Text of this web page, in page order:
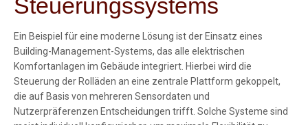
Steuerungssystems
Ein Beispiel für eine moderne Lösung ist der Einsatz eines
Building-Management-Systems, das alle elektrischen
Komfortanlagen im Gebäude integriert. Hierbei wird die
Steuerung der Rolläden an eine zentrale Plattform gekoppelt,
die auf Basis von mehreren Sensordaten und
Nutzerpräferenzen Entscheidungen trifft. Solche Systeme sind